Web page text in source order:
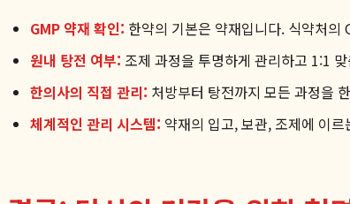
GMP 약재 확인: 한약의 기본은 약재입니다. 식약처
원내 탕전 여부: 조제 과정을 투명하게 관리하고 1:1
한의사의 직접 관리: 처방부터 탕전까지 모든 과정을
체계적인 관리 시스템: 약재의 입고, 보관, 조제에 이